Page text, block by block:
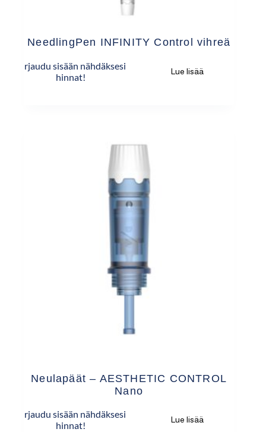
NeedlingPen INFINITY Control vihreä
Kirjaudu sisään nähdäksesi
hinnat!
Lue lisää
Neulapäät – AESTHETIC CONTROL
Nano
Kirjaudu sisään nähdäksesi
hinnat!
Lue lisää